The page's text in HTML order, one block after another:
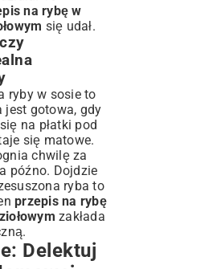
na rybę w
się udał.
ryby w sosie to
jest gotowa, gdy
na płatki pod
się matowe.
chwilę za
późno. Dojdzie
ryba to
przepis na rybę
zakłada
Delektuj